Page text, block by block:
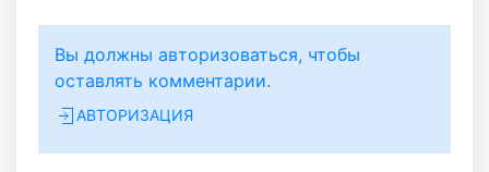
Вы должны авторизоваться, чтобы
оставлять комментарии.
АВТОРИЗАЦИЯ